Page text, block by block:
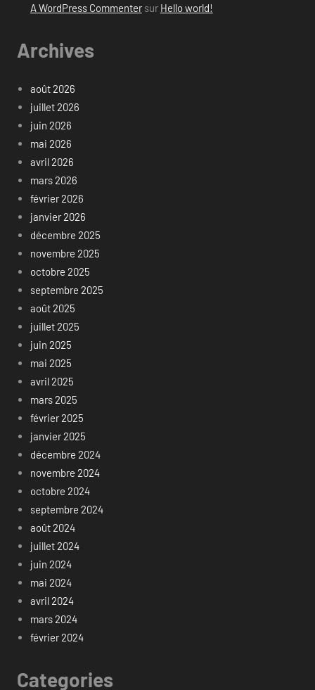
A WordPress Commentersur Hello world!
Archives
août 2026
juillet 2026
juin 2026
mai 2026
avril 2026
mars 2026
février 2026
janvier 2026
décembre 2025
novembre 2025
octobre 2025
septembre 2025
août 2025
juillet 2025
juin 2025
mai 2025
avril 2025
mars 2025
février 2025
janvier 2025
décembre 2024
novembre 2024
octobre 2024
septembre 2024
août 2024
juillet 2024
juin 2024
mai 2024
avril 2024
mars 2024
février 2024
Categories